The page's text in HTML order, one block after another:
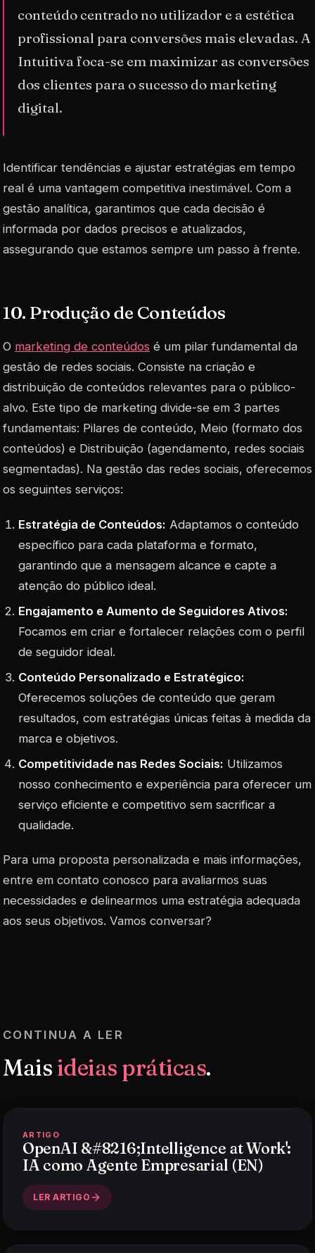
conteúdo centrado no utilizador e a estética
profissional para conversões mais elevadas. A
Intuitiva foca-se em maximizar as conversões
dos clientes para o sucesso do marketing
digital.
Identificar tendências e ajustar estratégias em tempo
real é uma vantagem competitiva inestimável. Com a
gestão analítica, garantimos que cada decisão é
informada por dados precisos e atualizados,
assegurando que estamos sempre um passo à frente.
10. Produção de Conteúdos
O marketing de conteúdos é um pilar fundamental da
gestão de redes sociais. Consiste na criação e
distribuição de conteúdos relevantes para o público-
alvo. Este tipo de marketing divide-se em 3 partes
fundamentais: Pilares de conteúdo, Meio (formato dos
conteúdos) e Distribuição (agendamento, redes sociais
segmentadas). Na gestão das redes sociais, oferecemos
os seguintes serviços:
Estratégia de Conteúdos: Adaptamos o conteúdo
específico para cada plataforma e formato,
garantindo que a mensagem alcance e capte a
atenção do público ideal.
Engajamento e Aumento de Seguidores Ativos:
Focamos em criar e fortalecer relações com o perfil
de seguidor ideal.
Conteúdo Personalizado e Estratégico:
Oferecemos soluções de conteúdo que geram
resultados, com estratégias únicas feitas à medida da
marca e objetivos.
Competitividade nas Redes Sociais: Utilizamos
nosso conhecimento e experiência para oferecer um
serviço eficiente e competitivo sem sacrificar a
qualidade.
Para uma proposta personalizada e mais informações,
entre em contato conosco para avaliarmos suas
necessidades e delinearmos uma estratégia adequada
aos seus objetivos. Vamos conversar?
CONTINUA A LER
Mais ideias práticas.
ARTIGO
OpenAI &#8216;Intelligence at Work':
IA como Agente Empresarial (EN)
LER ARTIGO